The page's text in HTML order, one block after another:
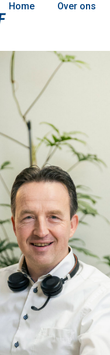
Home Over ons